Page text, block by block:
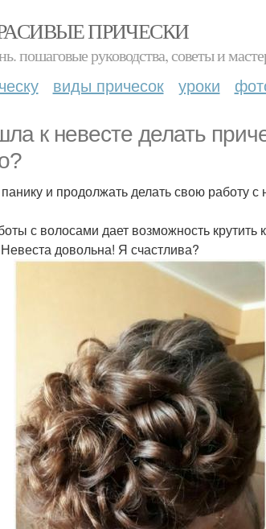
ПРИЧЕСКИ
пошаговые руководства, советы и
виды причесок уроки
к невесте делать
и продолжать делать свою
с волосами дает возможность крутить
довольна! Я счастлива?